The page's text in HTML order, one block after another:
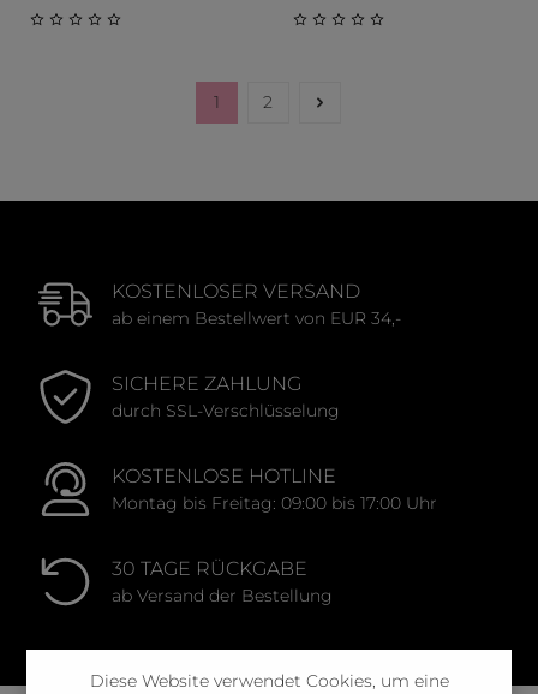
Seite
1 Seite
2
KOSTENLOSER VERSAND
ab einem Bestellwert von EUR 34,-
SICHERE ZAHLUNG
durch SSL-Verschlüsselung
KOSTENLOSE HOTLINE
Montag bis Freitag: 09:00 bis 17:00 Uhr
30 TAGE RÜCKGABE
ab Versand der Bestellung
Diese Website verwendet Cookies, um eine